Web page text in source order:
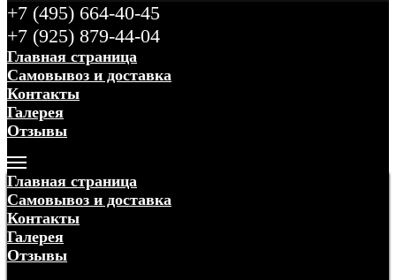
+7 (495) 664-40-45
+7 (925) 879-44-04
Главная страница
Самовывоз и доставка
Контакты
Галерея
Отзывы
Главная страница
Самовывоз и доставка
Контакты
Галерея
Отзывы